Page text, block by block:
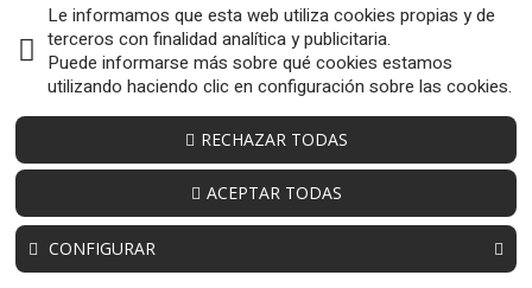
Le informamos que esta web utiliza cookies propias y de
terceros con finalidad analítica y publicitaria.
Puede informarse más sobre qué cookies estamos
utilizando haciendo clic en configuración sobre las cookies.
CONFIGURAR
RECHAZAR TODAS
ACEPTAR TODAS